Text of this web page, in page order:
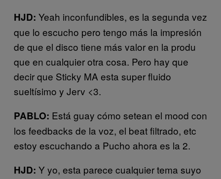
HJD: Yeah inconfundibles, es la segunda vez
que lo escucho pero tengo más la impresión
de que el disco tiene más valor en la produ
que en cualquier otra cosa. Pero hay que
decir que Sticky MA esta super fluido
sueltísimo y Jerv <3.
PABLO: Está guay cómo setean el mood con
los feedbacks de la voz, el beat filtrado, etc
estoy escuchando a Pucho ahora es la 2.
HJD: Y yo, esta parece cualquier tema suyo